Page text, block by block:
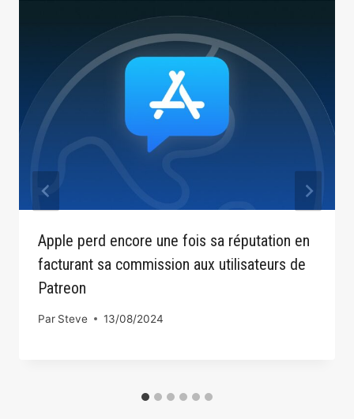
Apple perd encore une fois sa réputation en
facturant sa commission aux utilisateurs de
Patreon
Par Steve 13/08/2024